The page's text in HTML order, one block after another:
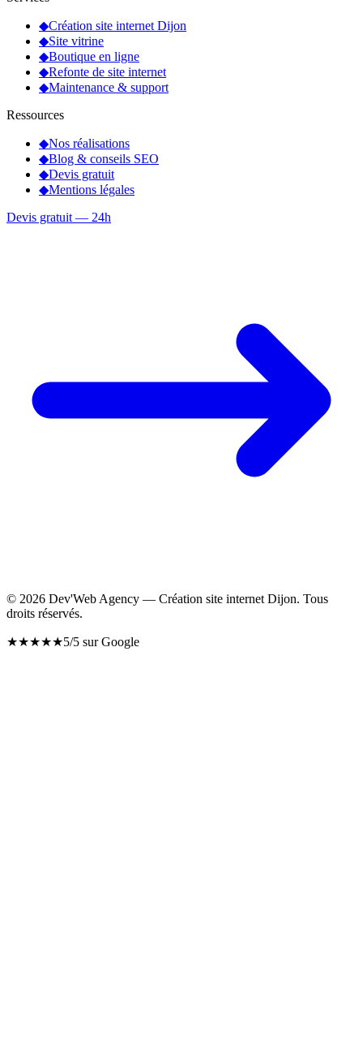
◆Création site internet Dijon
◆Site vitrine
◆Boutique en ligne
◆Refonte de site internet
◆Maintenance & support
Ressources
◆Nos réalisations
◆Blog & conseils SEO
◆Devis gratuit
◆Mentions légales
Devis gratuit — 24h
© 2026 Dev'Web Agency — Création site internet Dijon. Tous
droits réservés.
★★★★★5/5 sur Google